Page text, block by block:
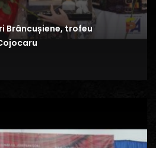
Brâncușiene, trofeu